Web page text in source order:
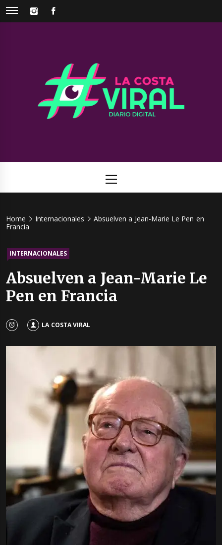
Skip
INSTAGRAM
Viral
Menu
Home Internacionales
Absuelven a Jean-Marie Le Pen en
Francia
INTERNACIONALES
Absuelven a Jean-Marie Le
Pen en Francia
LA COSTA VIRAL